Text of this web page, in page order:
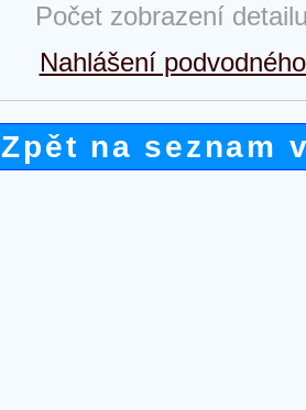
Počet zobrazení
Nahlášení
Zpět na seznam